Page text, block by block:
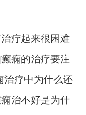
疗起来很困难
痫的治疗要注
疗中为什么还
治不好是为什